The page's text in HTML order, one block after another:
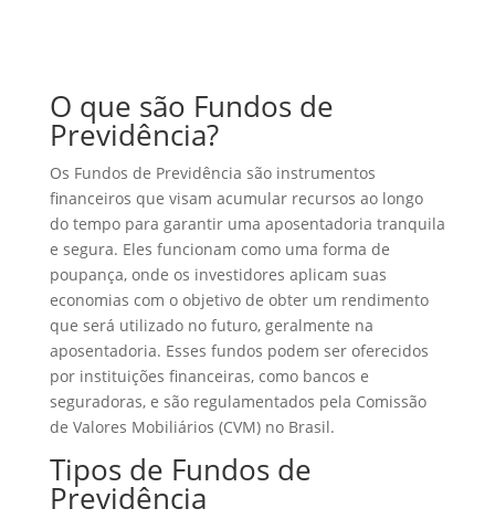
O que são Fundos de
Previdência?
Os Fundos de Previdência são instrumentos
financeiros que visam acumular recursos ao longo
do tempo para garantir uma aposentadoria tranquila
e segura. Eles funcionam como uma forma de
poupança, onde os investidores aplicam suas
economias com o objetivo de obter um rendimento
que será utilizado no futuro, geralmente na
aposentadoria. Esses fundos podem ser oferecidos
por instituições financeiras, como bancos e
seguradoras, e são regulamentados pela Comissão
de Valores Mobiliários (CVM) no Brasil.
Tipos de Fundos de
Previdência